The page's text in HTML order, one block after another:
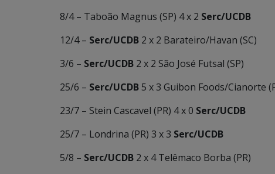
8/4 – Taboão Magnus (SP) 4 x 2 Serc/UCDB
12/4 – Serc/UCDB 2 x 2 Barateiro/Havan (SC)
3/6 – Serc/UCDB 2 x 2 São José Futsal (SP)
25/6 – Serc/UCDB5 x 3 Guibon Foods/Cianorte
23/7 – Stein Cascavel (PR) 4 x 0 Serc/UCDB
25/7 – Londrina (PR) 3 x 3 Serc/UCDB
5/8 – Serc/UCDB 2 x 4 Telêmaco Borba (PR)